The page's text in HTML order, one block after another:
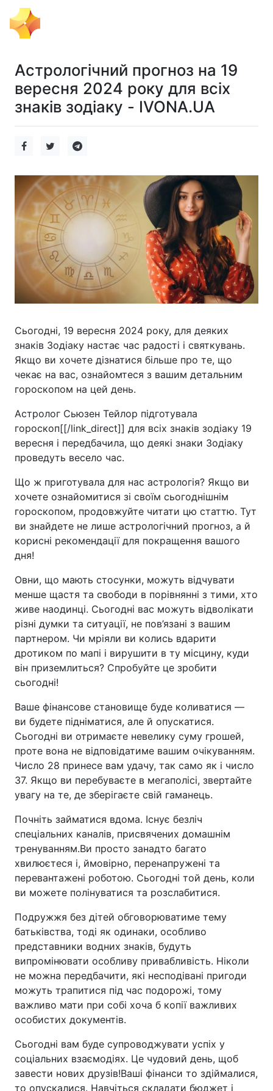
Астрологічний прогноз на 19
вересня 2024 року для всіх
знаків зодіаку - IVONA.UA
Сьогодні, 19 вересня 2024 року, для деяких
знаків Зодіаку настає час радості і святкувань.
Якщо ви хочете дізнатися більше про те, що
чекає на вас, ознайомтеся з вашим детальним
гороскопом на цей день.
Астролог Сьюзен Тейлор підготувала
гороскоп[[/link_direct]] для всіх знаків зодіаку 19
вересня і передбачила, що деякі знаки Зодіаку
проведуть весело час.
Що ж приготувала для нас астрологія? Якщо ви
хочете ознайомитися зі своїм сьогоднішнім
гороскопом, продовжуйте читати цю статтю. Тут
ви знайдете не лише астрологічний прогноз, а й
корисні рекомендації для покращення вашого
дня!
Овни, що мають стосунки, можуть відчувати
менше щастя та свободи в порівнянні з тими, хто
живе наодинці. Сьогодні вас можуть відволікати
різні думки та ситуації, не пов’язані з вашим
партнером. Чи мріяли ви колись вдарити
дротиком по мапі і вирушити в ту місцину, куди
він приземлиться? Спробуйте це зробити
сьогодні!
Ваше фінансове становище буде коливатися —
ви будете підніматися, але й опускатися.
Сьогодні ви отримаєте невелику суму грошей,
проте вона не відповідатиме вашим очікуванням.
Число 28 принесе вам удачу, так само як і число
37. Якщо ви перебуваєте в мегаполісі, звертайте
увагу на те, де зберігаєте свій гаманець.
Почніть займатися вдома. Існує безліч
спеціальних каналів, присвячених домашнім
тренуванням.Ви просто занадто багато
хвилюєтеся і, ймовірно, перенапружені та
перевантажені роботою. Сьогодні той день, коли
ви можете полінуватися та розслабитися.
Подружжя без дітей обговорюватиме тему
батьківства, тоді як одинаки, особливо
представники водних знаків, будуть
випромінювати особливу привабливість. Ніколи
не можна передбачити, які несподівані пригоди
можуть трапитися під час подорожі, тому
важливо мати при собі хоча б копії важливих
особистих документів.
Сьогодні вам буде супроводжувати успіх у
соціальних взаємодіях. Це чудовий день, щоб
завести нових друзів!Ваші фінанси то здіймалися,
то опускалися. Навчіться складати бюджет і